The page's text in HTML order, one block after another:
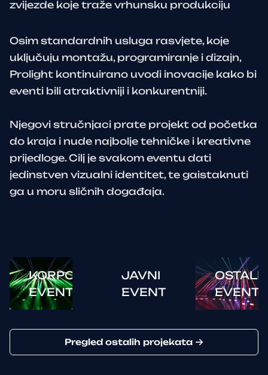
zvijezde koje traže vrhunsku produkciju
Osim standardnih usluga rasvjete, koje
uključuju montažu, programiranje i dizajn,
Prolight kontinuirano uvodi inovacije kako bi
eventi bili atraktivniji i konkurentniji.
Njegovi stručnjaci prate projekt od početka
do kraja i nude najbolje tehničke i kreativne
prijedloge. Cilj je svakom eventu dati
jedinstven vizualni identitet, te gaistaknuti
ga u moru sličnih događaja.
KORPORATIVNI
EVENTI
JAVNI
EVENTI
OSTALI
EVENTI
Pregled ostalih projekata